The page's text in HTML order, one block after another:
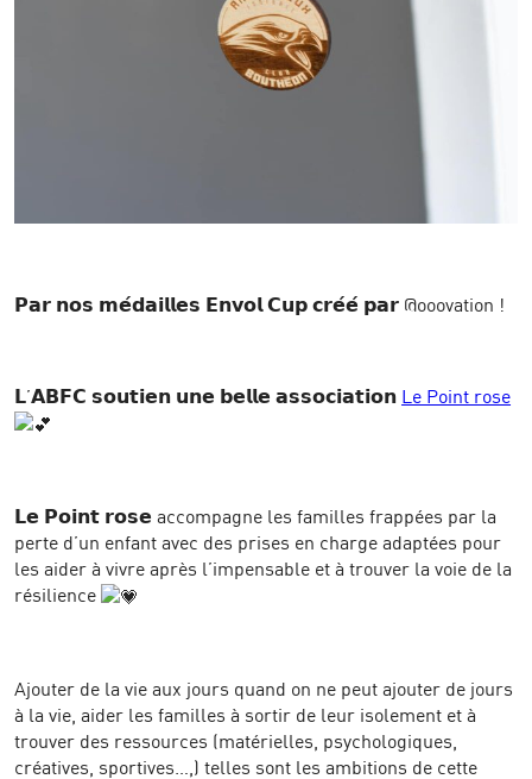
𝗣𝗮𝗿 𝗻𝗼𝘀 𝗺𝗲́𝗱𝗮𝗶𝗹𝗹𝗲𝘀 𝗘𝗻𝘃𝗼𝗹 𝗖𝘂𝗽 𝗰𝗿𝗲́𝗲́ 𝗽𝗮𝗿 @ooovation !
𝗟’𝗔𝗕𝗙𝗖 𝘀𝗼𝘂𝘁𝗶𝗲𝗻 𝘂𝗻𝗲 𝗯𝗲𝗹𝗹𝗲 𝗮𝘀𝘀𝗼𝗰𝗶𝗮𝘁𝗶𝗼𝗻 Le Point rose
𝗟𝗲 𝗣𝗼𝗶𝗻𝘁 𝗿𝗼𝘀𝗲 accompagne les familles frappées par la
perte d’un enfant avec des prises en charge adaptées pour
les aider à vivre après l’impensable et à trouver la voie de la
résilience
Ajouter de la vie aux jours quand on ne peut ajouter de jours
à la vie, aider les familles à sortir de leur isolement et à
trouver des ressources (matérielles, psychologiques,
créatives, sportives…,) telles sont les ambitions de cette